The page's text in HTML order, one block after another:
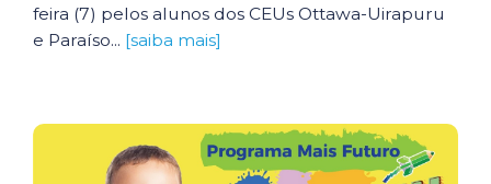
feira (7) pelos alunos dos CEUs Ottawa-Uirapuru
e Paraíso... [saiba mais]